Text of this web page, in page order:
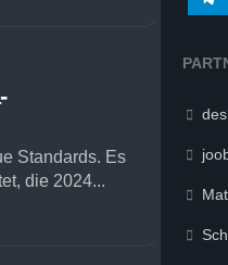
Standards. Es
die 2024...